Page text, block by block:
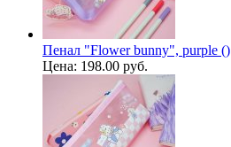
Пенал "Flower bunny", purple ()
Цена: 198.00 руб.